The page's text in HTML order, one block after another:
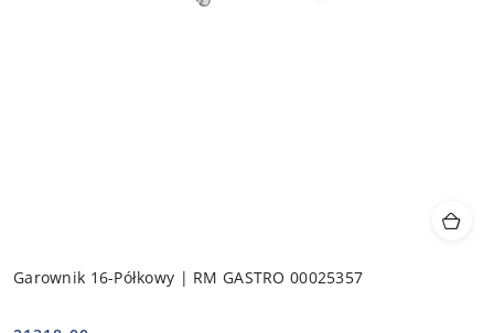
Garownik 16-Półkowy | RM GASTRO 00025357